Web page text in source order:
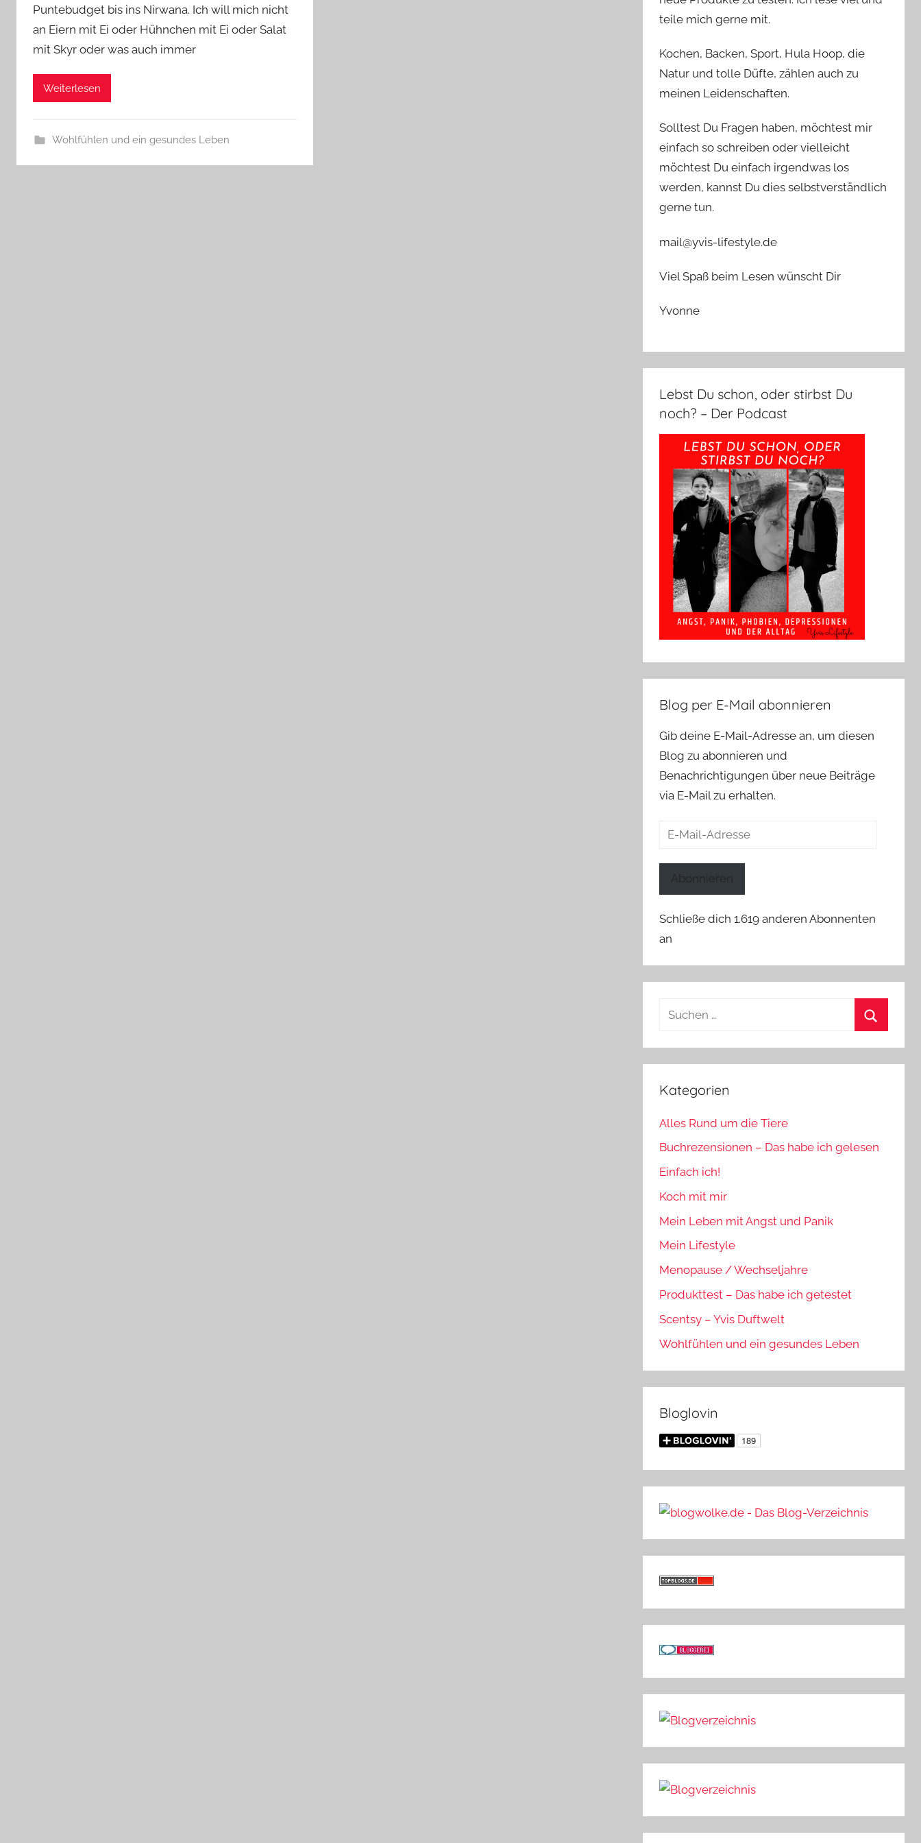
Puntebudget bis ins Nirwana. Ich will mich nicht
an Eiern mit Ei oder Hühnchen mit Ei oder Salat
mit Skyr oder was auch immer
Weiterlesen
Wohlfühlen und ein gesundes Leben
teile mich gerne mit.
Kochen, Backen, Sport, Hula Hoop, die
Natur und tolle Düfte, zählen auch zu
meinen Leidenschaften.
Solltest Du Fragen haben, möchtest mir
einfach so schreiben oder vielleicht
möchtest Du einfach irgendwas los
werden, kannst Du dies selbstverständlich
gerne tun.
mail@yvis-lifestyle.de
Viel Spaß beim Lesen wünscht Dir
Yvonne
Lebst Du schon, oder stirbst Du
noch? – Der Podcast
Blog per E-Mail abonnieren
Gib deine E-Mail-Adresse an, um diesen
Blog zu abonnieren und
Benachrichtigungen über neue Beiträge
via E-Mail zu erhalten.
E-
Abonnieren
Schließe dich 1.619 anderen Abonnenten
an
Suchen
Kategorien
Alles Rund um die Tiere
Buchrezensionen – Das habe ich gelesen
Einfach ich!
Koch mit mir
Mein Leben mit Angst und Panik
Mein Lifestyle
Menopause / Wechseljahre
Produkttest – Das habe ich getestet
Scentsy – Yvis Duftwelt
Wohlfühlen und ein gesundes Leben
Bloglovin